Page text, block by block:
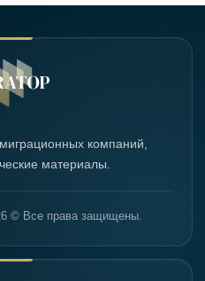
компаний,
материалы.
© Все права защищены.